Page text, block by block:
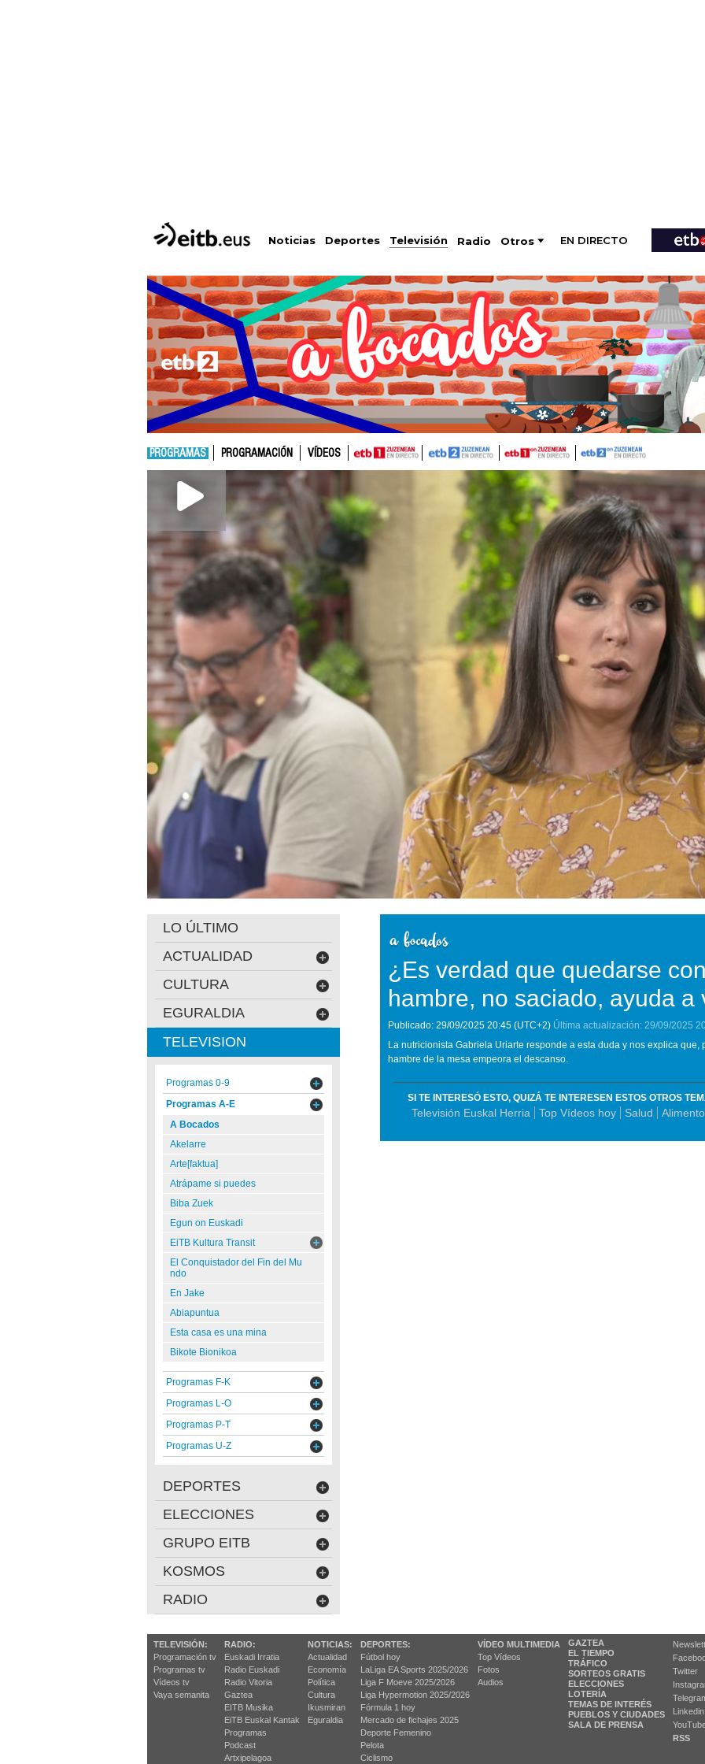
Noticias Deportes Televisión Radio Otros EN DIRECTO
PROGRAMAS PROGRAMACIÓN VÍDEOS
¿Es verdad que quedarse
hambre, no saciado, ayuda a
Publicado: 29/09/2025 20:45 (UTC+2) Última actualización: 29/09/2025
La nutricionista Gabriela Uriarte responde a esta duda y nos explica
hambre de la mesa empeora el descanso.
SI TE INTERESÓ ESTO, QUIZÁ TE INTERESEN ESTOS OTROS
Televisión Euskal Herria Top Vídeos hoy Salud
LO ÚLTIMO
ACTUALIDAD
CULTURA
EGURALDIA
TELEVISION
Programas 0-9
Programas A-E
A Bocados
Akelarre
Arte[faktua]
Atrápame si puedes
Biba Zuek
Egun on Euskadi
EiTB Kultura Transit
El Conquistador del Fin del Mu
ndo
En Jake
Abiapuntua
Esta casa es una mina
Bikote Bionikoa
Programas F-K
Programas L-O
Programas P-T
Programas U-Z
DEPORTES
ELECCIONES
GRUPO EITB
KOSMOS
RADIO
TELEVISIÓN:
Programación tv
Programas tv
Vídeos tv
Vaya semanita
RADIO:
Euskadi Irratia
Radio Euskadi
Radio Vitoria
Gaztea
EITB Musika
EiTB Euskal Kantak
Programas
Podcast
Artxipelagoa
NOTICIAS:
Actualidad
Economía
Política
Cultura
Ikusmiran
Eguraldia
DEPORTES:
Fútbol hoy
LaLiga EA Sports 2025/2026
Liga F Moeve 2025/2026
Liga Hypermotion 2025/2026
Fórmula 1 hoy
Mercado de fichajes 2025
Deporte Femenino
Pelota
Ciclismo
VÍDEO MULTIMEDIA
Top Vídeos
Fotos
Audios
GAZTEA
EL TIEMPO
TRÁFICO
SORTEOS GRATIS
ELECCIONES
LOTERÍA
TEMAS DE INTERÉS
PUEBLOS Y CIUDADES
SALA DE PRENSA
Twitter
Linkedin
RSS